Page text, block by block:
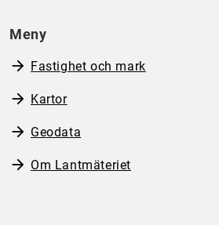
Meny
Fastighet och mark
Kartor
Geodata
Om Lantmäteriet